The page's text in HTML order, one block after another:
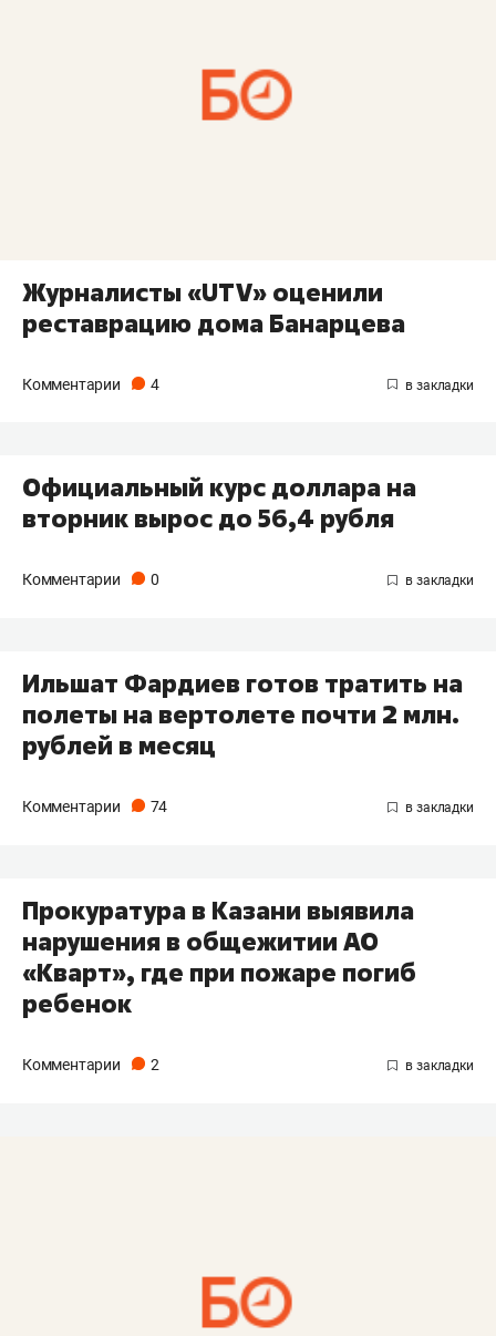
Журналисты «UTV» оценили
реставрацию дома Банарцева
Комментарии 4
Официальный курс доллара на
вторник вырос до 56,4 рубля
Комментарии 0
Ильшат Фардиев готов тратить на
полеты на вертолете почти 2 млн.
рублей в месяц
Комментарии 74
Прокуратура в Казани выявила
нарушения в общежитии АО
«Кварт», где при пожаре погиб
ребенок
Комментарии 2